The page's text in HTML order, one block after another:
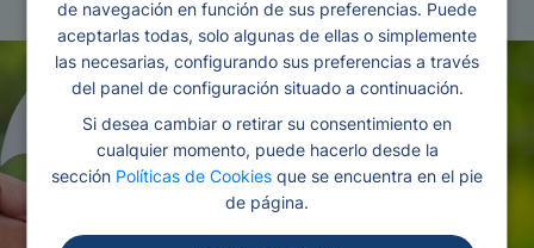
de navegación en función de sus preferencias. Puede
aceptarlas todas, solo algunas de ellas o simplemente
las necesarias, configurando sus preferencias a través
del panel de configuración situado a continuación.
Si desea cambiar o retirar su consentimiento en
cualquier momento, puede hacerlo desde la
sección Políticas de Cookies que se encuentra en el pie
de página.